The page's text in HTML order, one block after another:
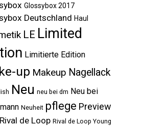
Glossybox 2017
Deutschland Haul
LE Limited
Limitierte Edition
up Makeup Nagellack
Neu neu bei dm Neu bei
Neuheit pflege Preview
Rival de Loop Rival de Loop Young